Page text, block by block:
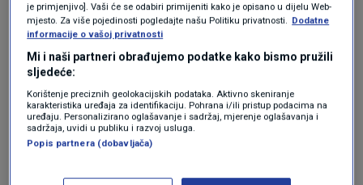
transakcije koje su se dogodile dok je dužnost
glavnog tajnika obnašao Hrvoje Lindi, a
dužnost zamjenice glavnog tajnika Ana
Krauthacker. Niti Lindi niti Krauthacker nisu
više zaposleni niti obnašaju bilo kakvu dužnost
u Hrvatskom judo savezu. Hrvoje Lindi opozvan
je primjenjivo]. Vaši će se odabiri primijeniti kako je opisano u dijelu Web-
mjesto. Za više pojedinosti pogledajte našu Politiku privatnosti. Dodatne
informacije o vašoj privatnosti
Mi i naši partneri obrađujemo podatke kako bismo pružili
sljedeće:
Korištenje preciznih geolokacijskih podataka. Aktivno skeniranje
karakteristika uređaja za identifikaciju. Pohrana i/ili pristup podacima na
uređaju. Personalizirano oglašavanje i sadržaj, mjerenje oglašavanja i
sadržaja, uvidi u publiku i razvoj usluga.
Popis partnera (dobavljača)